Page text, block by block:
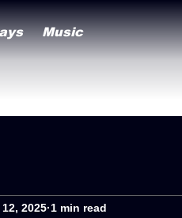
Music
2025 1 min read